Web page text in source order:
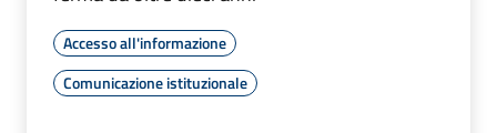
Accesso all'informazione
Comunicazione istituzionale